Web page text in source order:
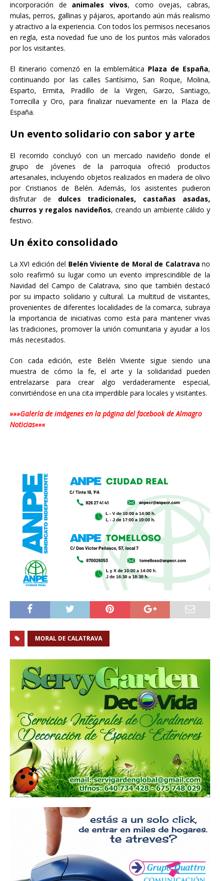
incorporación de animales vivos, como ovejas, cabras,
mulas, perros, gallinas y pájaros, aportando aún más realismo
y atractivo a la experiencia. Con todos los permisos necesarios
en regla, esta novedad fue uno de los puntos más valorados
por los visitantes.
El itinerario comenzó en la emblemática Plaza de España,
continuando por las calles Santísimo, San Roque, Molina,
Esparto, Ermita, Pradillo de la Virgen, Garzo, Santiago,
Torrecilla y Oro, para finalizar nuevamente en la Plaza de
España.
Un evento solidario con sabor y arte
El recorrido concluyó con un mercado navideño donde el
grupo de jóvenes de la parroquia ofreció productos
artesanales, incluyendo objetos realizados en madera de olivo
por Cristianos de Belén. Además, los asistentes pudieron
disfrutar de dulces tradicionales, castañas asadas,
churros y regalos navideños, creando un ambiente cálido y
festivo.
Un éxito consolidado
La XVI edición del Belén Viviente de Moral de Calatrava no
solo reafirmó su lugar como un evento imprescindible de la
Navidad del Campo de Calatrava, sino que también destacó
por su impacto solidario y cultural. La multitud de visitantes,
provenientes de diferentes localidades de la comarca, subraya
la importancia de iniciativas como esta para mantener vivas
las tradiciones, promover la unión comunitaria y ayudar a los
más necesitados.
Con cada edición, este Belén Viviente sigue siendo una
muestra de cómo la fe, el arte y la solidaridad pueden
entrelazarse para crear algo verdaderamente especial,
convirtiéndose en una cita imperdible para locales y visitantes.
»»»Galería de imágenes en la página del facebook de Almagro
Noticias«««
MORAL DE CALATRAVA